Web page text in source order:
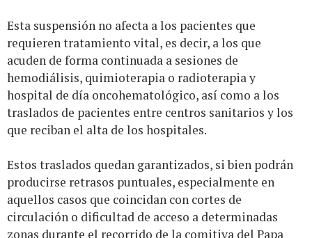
Esta suspensión no afecta a los pacientes que
requieren tratamiento vital, es decir, a los que
acuden de forma continuada a sesiones de
hemodiálisis, quimioterapia o radioterapia y
hospital de día oncohematológico, así como a los
traslados de pacientes entre centros sanitarios y los
que reciban el alta de los hospitales.
Estos traslados quedan garantizados, si bien podrán
producirse retrasos puntuales, especialmente en
aquellos casos que coincidan con cortes de
circulación o dificultad de acceso a determinadas
zonas durante el recorrido de la comitiva del Papa